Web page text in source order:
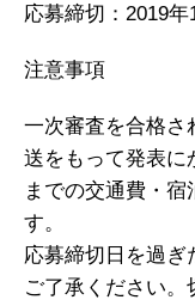
応募締切：2019
注意事項
一次審査を合格さ
送をもって発表に
までの交通費・宿
す。
応募締切日を過ぎ
ご了承ください